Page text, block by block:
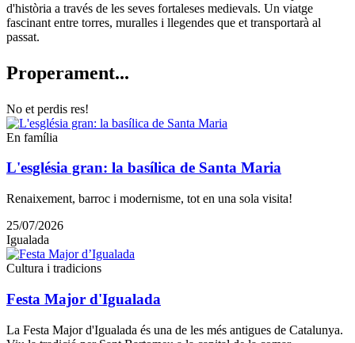
d'història a través de les seves fortaleses medievals. Un viatge
fascinant entre torres, muralles i llegendes que et transportarà al
passat.
Properament...
No et perdis res!
En família
L'església gran: la basílica de Santa Maria
Renaixement, barroc i modernisme, tot en una sola visita!
25/07/2026
Igualada
Cultura i tradicions
Festa Major d'Igualada
La Festa Major d'Igualada és una de les més antigues de Catalunya.